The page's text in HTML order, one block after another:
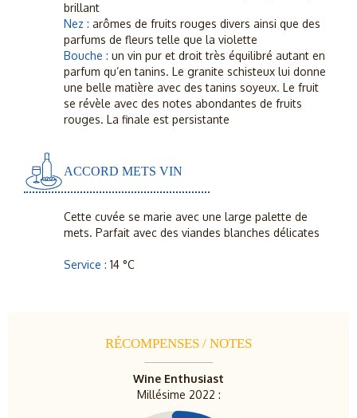
brillant
Nez : arômes de fruits rouges divers ainsi que des
parfums de fleurs telle que la violette
Bouche : un vin pur et droit très équilibré autant en
parfum qu’en tanins. Le granite schisteux lui donne
une belle matière avec des tanins soyeux. Le fruit
se révèle avec des notes abondantes de fruits
rouges. La finale est persistante
ACCORD METS VIN
Cette cuvée se marie avec une large palette de
mets. Parfait avec des viandes blanches délicates
Service : 14 °C
RÉCOMPENSES / NOTES
Wine Enthusiast
Millésime 2022 :